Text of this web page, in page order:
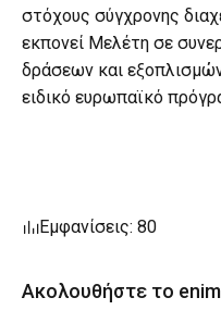
στόχους σύγχρονης
εκπονεί Μελέτη σε
δράσεων και
ειδικό ευρωπαϊκό
Εμφανίσεις: 80
Ακολουθήστε το